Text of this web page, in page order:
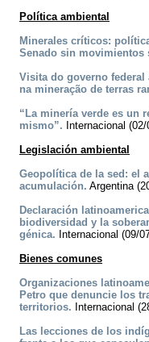
Política ambiental
Minerales críticos:
Senado sin movimientos
Visita do governo federal
na mineração de terras
“La minería verde es un
mismo”. Internacional
Legislación ambiental
Geopolítica de la sed: el
acumulación. Argentina
Declaración
biodiversidad y la
génica. Internacional (09/
Bienes comunes
Organizaciones
Petro que denuncie los
territorios. Internacional
Las lecciones de los